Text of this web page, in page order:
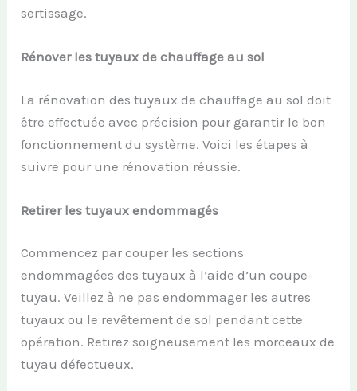
sertissage.
Rénover les tuyaux de chauffage au sol
La rénovation des tuyaux de chauffage au sol doit
être effectuée avec précision pour garantir le bon
fonctionnement du système. Voici les étapes à
suivre pour une rénovation réussie.
Retirer les tuyaux endommagés
Commencez par couper les sections
endommagées des tuyaux à l’aide d’un coupe-
tuyau. Veillez à ne pas endommager les autres
tuyaux ou le revêtement de sol pendant cette
opération. Retirez soigneusement les morceaux de
tuyau défectueux.